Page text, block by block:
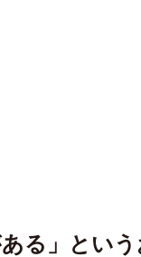
る」とい